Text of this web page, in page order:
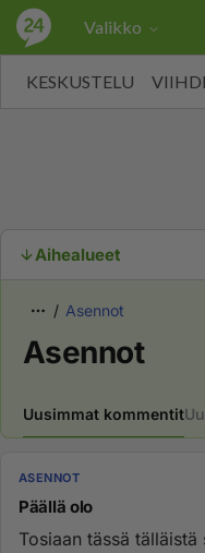
Valikko
KESKUSTELU
Aihealueet
Asennot
Asennot
Uusimmat kommentit
ASENNOT
Päällä olo
Tosiaan tässä